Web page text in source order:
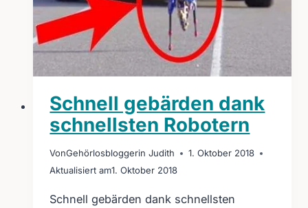
Schnell gebärden dank
schnellsten Robotern
VonGehörlosbloggerin Judith
1. Oktober 2018
Aktualisiert am1. Oktober 2018
Schnell gebärden dank schnellsten